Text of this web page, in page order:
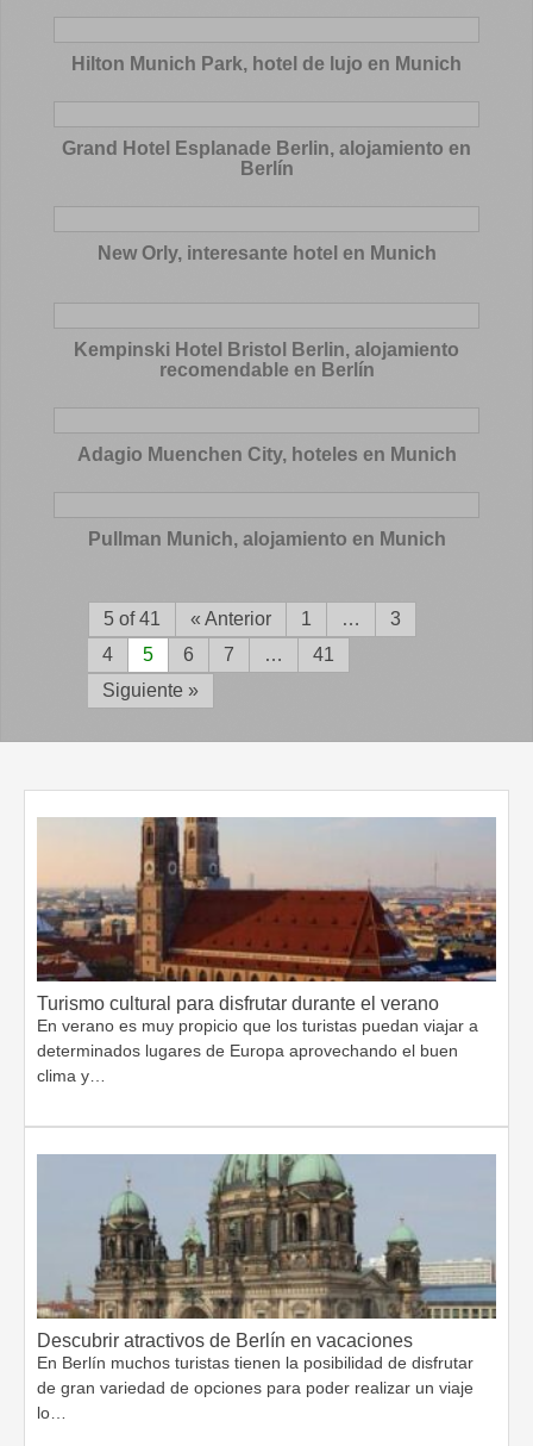
Hilton Munich Park, hotel de lujo en Munich
Grand Hotel Esplanade Berlin, alojamiento en
Berlín
New Orly, interesante hotel en Munich
Kempinski Hotel Bristol Berlin, alojamiento
recomendable en Berlín
Adagio Muenchen City, hoteles en Munich
Pullman Munich, alojamiento en Munich
5 of 41 « Anterior 1 …
3
4
5 6 7 …
41
Siguiente »
Turismo cultural para disfrutar durante el verano
En verano es muy propicio que los turistas puedan viajar a
determinados lugares de Europa aprovechando el buen
clima y…
Descubrir atractivos de Berlín en vacaciones
En Berlín muchos turistas tienen la posibilidad de disfrutar
de gran variedad de opciones para poder realizar un viaje
lo…